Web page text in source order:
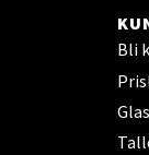
Bli
19